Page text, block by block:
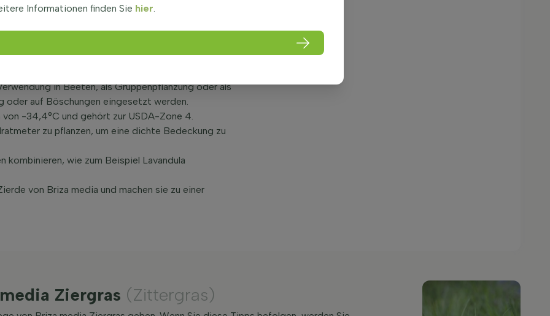
Garten, da sie als Ziergras eine polsterbildende
bieten. Briza media ist eine feste Pflanze, die
eignet.
in Beeten, als Gruppenpflanzung oder als
oder auf Böschungen eingesetzt werden.
-34,4°C und gehört zur USDA-Zone 4.
zu pflanzen, um eine dichte Bedeckung zu
kombinieren, wie zum Beispiel Lavandula
von Briza media und machen sie zu einer
Ziergras (Zittergras)
Informationen finden Sie hier.